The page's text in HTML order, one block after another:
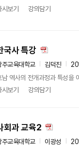
시보기
강의담기
국사 특강
주교육대학교 김덕진
남 역사의 전개과정과 특성을
시보기
강의담기
회과 교육2
주교육대학교 이광성